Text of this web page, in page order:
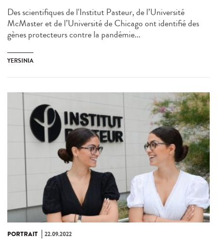
Des scientifiques de l'Institut Pasteur, de l’Université
McMaster et de l’Université de Chicago ont identifié des
gènes protecteurs contre la pandémie...
YERSINIA
PORTRAIT 22.09.2022